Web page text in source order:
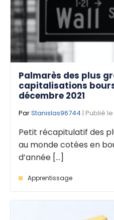
Palmarès des plus
capitalisations
décembre 2021
ParStanislas96744 | Publié
Petit récapitulatif des
au monde cotées en
d’année [...]
Apprentissage